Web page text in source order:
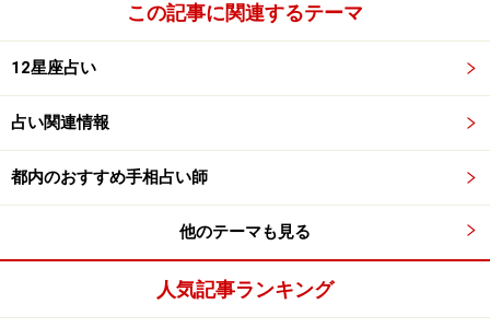
＞【詳しく見る】全体運、社交運、恋愛運などはこちら
かに座／蟹座（6月22日～7月22日生まれ）
年末スイッチを入れて！
スピードアップ！
＞【詳しく見る】全体運、社交運、恋愛運などはこちら
この記事に関連するテーマ
12星座占い
占い関連情報
都内のおすすめ手相占い師
他のテーマも見る
人気記事ランキング